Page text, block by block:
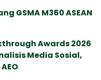
GSMA M360 ASEAN
Awards 2026
Media Sosial,